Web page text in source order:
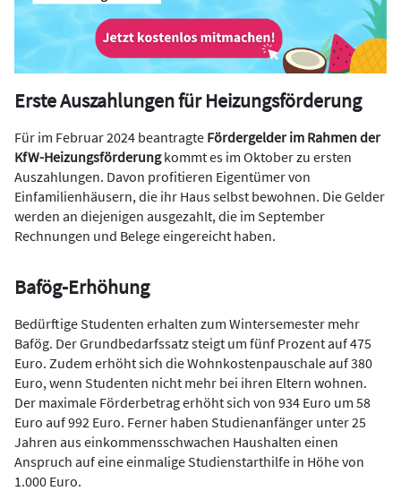
Erste Auszahlungen für Heizungsförderung
Für im Februar 2024 beantragte Fördergelder im Rahmen der
KfW-Heizungsförderungkommt es im Oktober zu ersten
Auszahlungen. Davon profitieren Eigentümer von
Einfamilienhäusern, die ihr Haus selbst bewohnen. Die Gelder
werden an diejenigen ausgezahlt, die im September
Rechnungen und Belege eingereicht haben.
Bafög-Erhöhung
Bedürftige Studenten erhalten zum Wintersemester mehr
Bafög. Der Grundbedarfssatz steigt um fünf Prozent auf 475
Euro. Zudem erhöht sich die Wohnkostenpauschale auf 380
Euro, wenn Studenten nicht mehr bei ihren Eltern wohnen.
Der maximale Förderbetrag erhöht sich von 934 Euro um 58
Euro auf 992 Euro. Ferner haben Studienanfänger unter 25
Jahren aus einkommensschwachen Haushalten einen
Anspruch auf eine einmalige Studienstarthilfe in Höhe von
1.000 Euro.